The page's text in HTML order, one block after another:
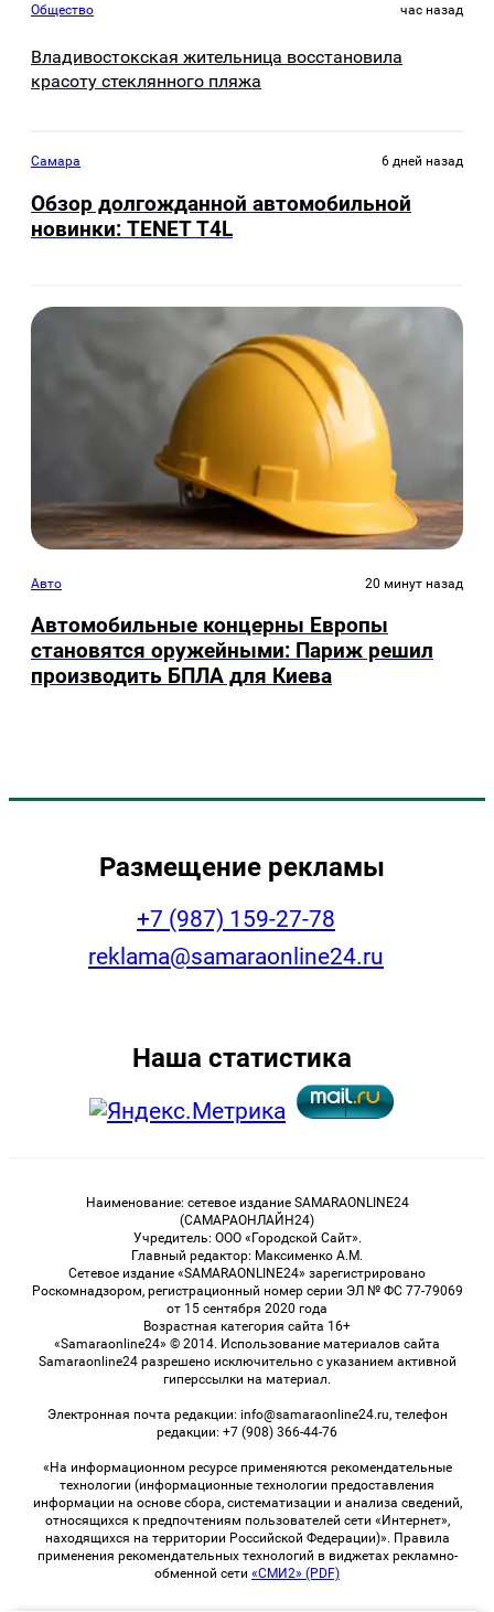
Общество час назад
Владивостокская жительница восстановила
красоту стеклянного пляжа
Самара 6 дней назад
Обзор долгожданной автомобильной
новинки: TENET Т4L
Авто 20 минут назад
Автомобильные концерны Европы
становятся оружейными: Париж решил
производить БПЛА для Киева
Размещение рекламы
+7 (987) 159-27-78
reklama@samaraonline24.ru
Наша статистика
Наименование: сетевое издание SAMARAONLINE24
(САМАРАОНЛАЙН24)
Учредитель: ООО «Городской Сайт».
Главный редактор: Максименко А.М.
Сетевое издание «SAMARAONLINE24» зарегистрировано
Роскомнадзором, регистрационный номер серии ЭЛ № ФС 77-79069
от 15 сентября 2020 года
Возрастная категория сайта 16+
«Samaraonline24» © 2014. Использование материалов сайта
Samaraonline24 разрешено исключительно с указанием активной
гиперссылки на материал.
Электронная почта редакции: info@samaraonline24.ru, телефон
редакции: +7 (908) 366-44-76
«На информационном ресурсе применяются рекомендательные
технологии (информационные технологии предоставления
информации на основе сбора, систематизации и анализа сведений,
относящихся к предпочтениям пользователей сети «Интернет»,
находящихся на территории Российской Федерации)». Правила
применения рекомендательных технологий в виджетах рекламно-
обменной сети «СМИ2» (PDF)